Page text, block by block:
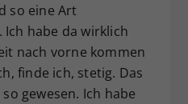
so eine Art
Ich habe da wirklich
nach vorne kommen
finde ich, stetig. Das
gewesen. Ich habe